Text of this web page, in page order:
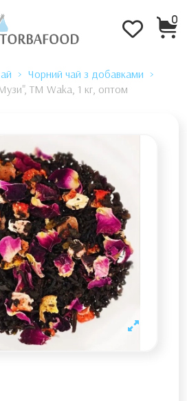
0
Чорний чай з добавками
TM Waka, 1 кг, оптом